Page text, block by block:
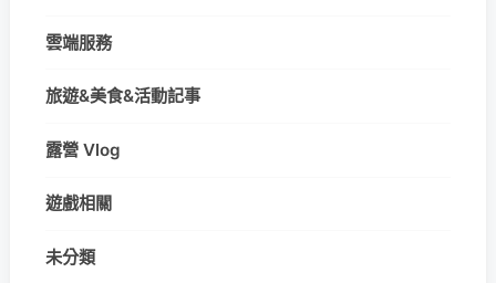
雲端服務
旅遊&美食&活動記事
露營 Vlog
遊戲相關
未分類